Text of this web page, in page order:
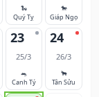
🐍
Quý Tỵ
🐎
Giáp Ngọ
23
25/3
🐀
Canh Tý
24
26/3
🐂
Tân Sửu